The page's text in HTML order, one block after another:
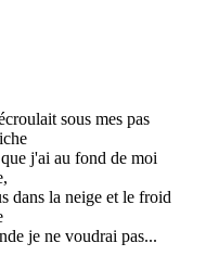
sous mes pas
j'ai au fond de moi
dans la neige et le froid
je ne voudrai pas...